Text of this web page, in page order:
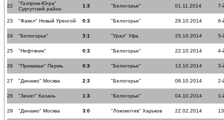
22
"Газпром-Югра"
Сургутский район
1:3 "Белогорье" 01.11.2014 7-
23 "Факел" Новый Уренгой 0:3 "Белогорье" 29.10.2014 6-
24 "Белогорье" 3:1 "Урал" Уфа 25.10.2014 5-
25 "Нефтяник" 0:3 "Белогорье" 22.10.2014 4-
26 "Прикамье" Пермь 0:3 "Белогорье" 13.10.2014 3-
27 "Динамо" Москва 2:3 "Белогорье" 08.10.2014 2-
28 "Зенит" Казань 1:3 "Белогорье" 04.10.2014 1-
29 "Динамо" Москва 3:0 "Локомотив" Харьков 22.02.2014